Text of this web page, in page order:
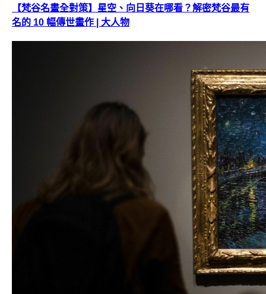
【梵谷名畫全對策】星空、向日葵在哪看？解密梵谷最有
名的 10 幅傳世畫作 | 大人物